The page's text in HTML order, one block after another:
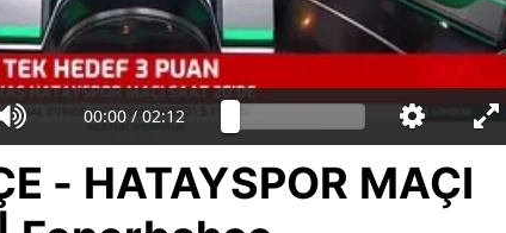
00:00 / 02:12
- HATAYSPOR MAÇI